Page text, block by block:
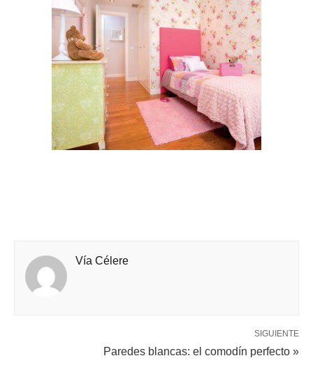
Vía Célere
SIGUIENTE
Paredes blancas: el comodín perfecto »